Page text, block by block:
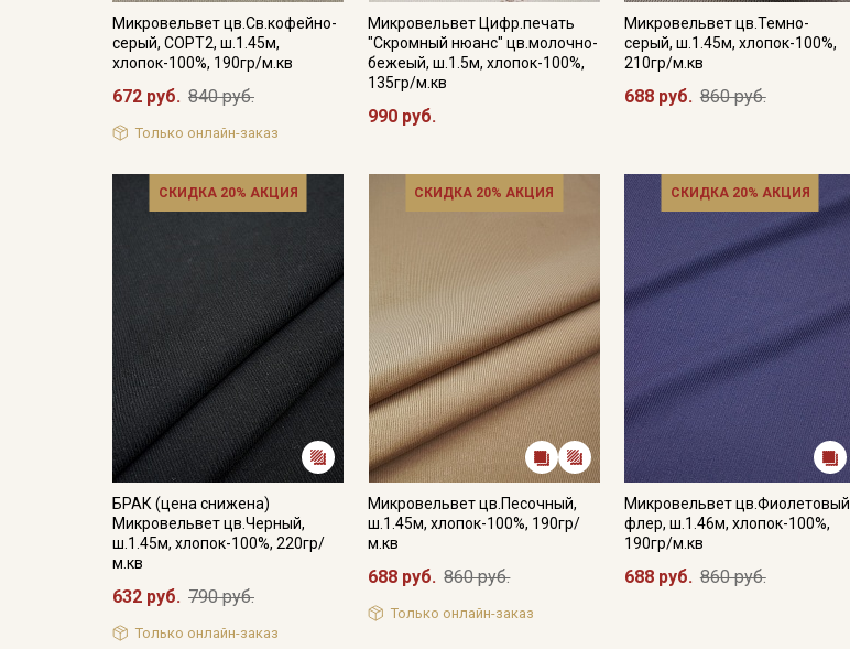
Микровельвет цв.Св.кофейно-
серый, СОРТ2, ш.1.45м,
хлопок-100%, 190гр/м.кв
672 руб. 840 руб.
Только онлайн-заказ
Микровельвет Цифр.печать
"Скромный нюанс" цв.молочно-
бежеый, ш.1.5м, хлопок-100%,
135гр/м.кв
990 руб.
Микровельвет цв.Темно-
серый, ш.1.45м, хлопок-100%,
210гр/м.кв
688 руб. 860 руб.
СКИДКА 20% АКЦИЯ
БРАК (цена снижена)
Микровельвет цв.Черный,
ш.1.45м, хлопок-100%, 220гр/
м.кв
632 руб. 790 руб.
Только онлайн-заказ
СКИДКА 20% АКЦИЯ
Микровельвет цв.Песочный,
ш.1.45м, хлопок-100%, 190гр/
м.кв
688 руб. 860 руб.
Только онлайн-заказ
СКИДКА 20% АКЦИЯ
Микровельвет цв.Фиолетовый
флер, ш.1.46м, хлопок-100%,
190гр/м.кв
688 руб. 860 руб.